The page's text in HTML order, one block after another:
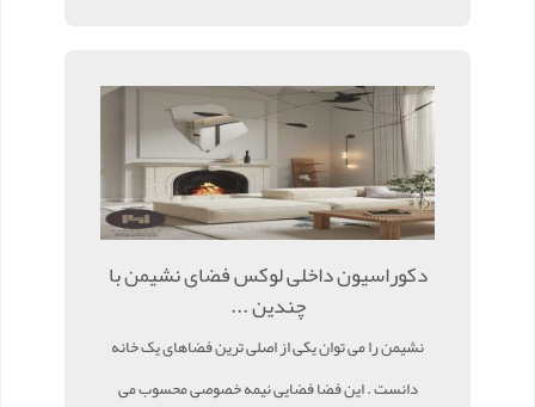
دکوراسیون داخلی لوکس فضای نشیمن با
چندین ...
نشیمن را می توان یکی از اصلی ترین فضاهای یک خانه
دانست . این فضا فضایی نیمه خصوصی محسوب می